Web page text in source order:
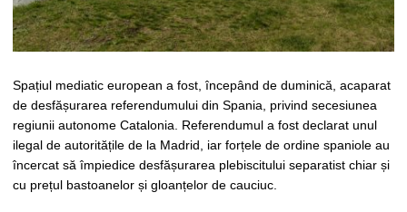
Spațiul mediatic european a fost, începând de duminică, acaparat
de desfășurarea referendumului din Spania, privind secesiunea
regiunii autonome Catalonia. Referendumul a fost declarat unul
ilegal de autoritățile de la Madrid, iar forțele de ordine spaniole au
încercat să împiedice desfășurarea plebiscitului separatist chiar și
cu prețul bastoanelor și gloanțelor de cauciuc.